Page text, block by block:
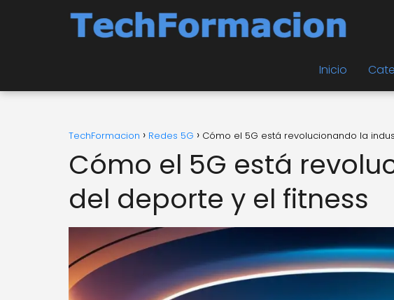
Inicio
TechFormacion Redes 5G Cómo el 5G está revolucionando la
Cómo el 5G está
del deporte y el fitness